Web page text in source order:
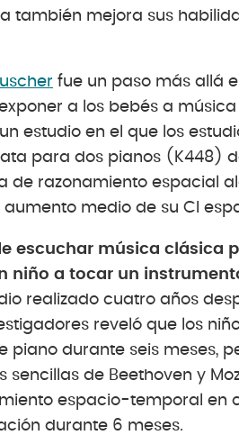
también mejora sus
fue un paso más allá
a los bebés a
estudio en el que los
para dos pianos (K448)
de razonamiento espacial
medio de su CI
escuchar música clásica
niño a tocar un
realizado cuatro años
reveló que los
piano durante seis meses,
de Beethoven y
espacio-temporal en
durante 6 meses.